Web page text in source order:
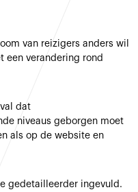
van reizigers anders wil
een verandering rond
dat
niveaus geborgen moet
als op de website en
gedetailleerder ingevuld.